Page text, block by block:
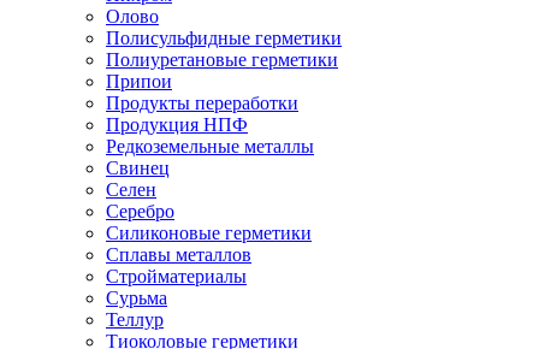
Олово
Полисульфидные герметики
Полиуретановые герметики
Припои
Продукты переработки
Продукция НПФ
Редкоземельные металлы
Свинец
Селен
Серебро
Силиконовые герметики
Сплавы металлов
Стройматериалы
Сурьма
Теллур
Тиоколовые герметики